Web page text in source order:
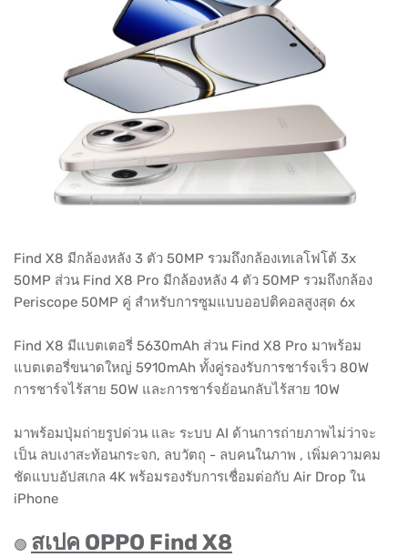
Find X8 มีกล้องหลัง 3 ตัว 50MP รวมถึงกล้องเทเลโฟโต้ 3x
50MP ส่วน Find X8 Pro มีกล้องหลัง 4 ตัว 50MP รวมถึงกล้อง
Periscope 50MP คู่ สำหรับการซูมแบบออปติคอลสูงสุด 6x
Find X8 มีแบตเตอรี่ 5630mAh ส่วน Find X8 Pro มาพร้อม
แบตเตอรี่ขนาดใหญ่ 5910mAh ทั้งคู่รองรับการชาร์จเร็ว 80W
การชาร์จไร้สาย 50W และการชาร์จย้อนกลับไร้สาย 10W
มาพร้อมปุ่มถ่ายรูปด่วน และ ระบบ AI ด้านการถ่ายภาพไม่ว่าจะ
เป็น ลบเงาสะท้อนกระจก, ลบวัตถุ - ลบคนในภาพ , เพิ่มความคม
ชัดแบบอัปสเกล 4K พร้อมรองรับการเชื่อมต่อกับ Air Drop ใน
iPhone
🟢 สเปค OPPO Find X8